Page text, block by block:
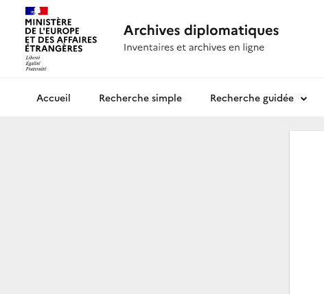
Archives diplomatiquesRecherche simple Recherche guidée